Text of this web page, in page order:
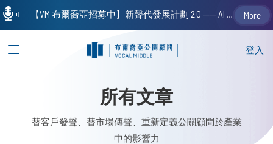
登入
所有文章
替客戶發聲、替市場傳聲、重新定義公關顧問於產業
中的影響力
【VM 布爾喬亞招募中】新聲代發展計劃 2.0 ── AI PR 人才加速養成計劃（歡迎「應屆畢業生」、「一年以下相關 / 三年以下非相關經驗工作者」申請加入） More